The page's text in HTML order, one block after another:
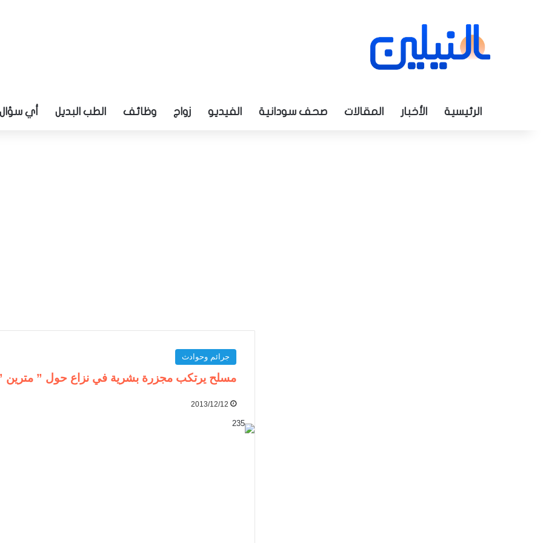
الرئيسية الأخبار المقالات صحف سودانية الفيديو زواج وظائف الطب البديل أي سؤال
جرائم وحوادث
مسلح يرتكب مجزرة بشرية في نزاع حول ” مترين
2013/12/12